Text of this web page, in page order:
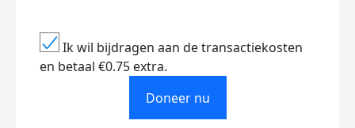
Ik wil bijdragen aan de transactiekosten
en betaal €0.75 extra.
Doneer nu